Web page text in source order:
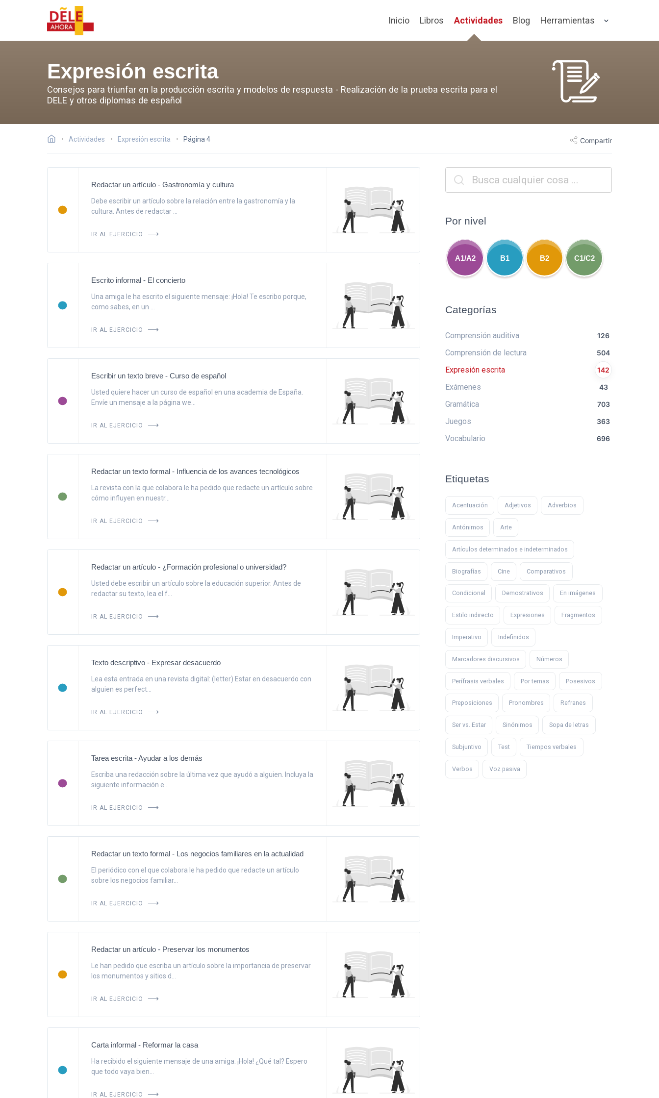
Inicio Libros Actividades Blog Herramientas
Expresión escrita
Consejos para triunfar en la producción escrita y modelos de respuesta - Realización de la prueba escrita para el
DELE y otros diplomas de español
Actividades Expresión escrita Página 4 Compartir
Redactar un artículo - Gastronomía y cultura
Debe escribir un artículo sobre la relación entre la gastronomía y la
cultura. Antes de redactar ...
IR AL EJERCICIO
Escrito informal - El concierto
Una amiga le ha escrito el siguiente mensaje: ¡Hola! Te escribo porque,
como sabes, en un ...
IR AL EJERCICIO
Escribir un texto breve - Curso de español
Usted quiere hacer un curso de español en una academia de España.
Envíe un mensaje a la página we...
IR AL EJERCICIO
Redactar un texto formal - Influencia de los avances tecnológicos
La revista con la que colabora le ha pedido que redacte un artículo sobre
cómo influyen en nuestr...
IR AL EJERCICIO
Redactar un artículo - ¿Formación profesional o universidad?
Usted debe escribir un artículo sobre la educación superior. Antes de
redactar su texto, lea el f...
IR AL EJERCICIO
Texto descriptivo - Expresar desacuerdo
Lea esta entrada en una revista digital: (letter) Estar en desacuerdo con
alguien es perfect...
IR AL EJERCICIO
Tarea escrita - Ayudar a los demás
Escriba una redacción sobre la última vez que ayudó a alguien. Incluya la
siguiente información e...
IR AL EJERCICIO
Redactar un texto formal - Los negocios familiares en la actualidad
El periódico con el que colabora le ha pedido que redacte un artículo
sobre los negocios familiar...
IR AL EJERCICIO
Redactar un artículo - Preservar los monumentos
Le han pedido que escriba un artículo sobre la importancia de preservar
los monumentos y sitios d...
IR AL EJERCICIO
Carta informal - Reformar la casa
Ha recibido el siguiente mensaje de una amiga: ¡Hola! ¿Qué tal? Espero
que todo vaya bien...
IR AL EJERCICIO
Por nivel
A1/A2 B1 B2 C1/C2
Categorías
Comprensión auditiva 126
Comprensión de lectura 504
Expresión escrita 142
Exámenes 43
Gramática 703
Juegos 363
Vocabulario 696
Etiquetas
Acentuación Adjetivos Adverbios
Antónimos Arte
Artículos determinados e indeterminados
Biografías Cine Comparativos
Condicional Demostrativos En imágenes
Estilo indirecto Expresiones Fragmentos
Imperativo Indefinidos
Marcadores discursivos Números
Perífrasis verbales Por temas Posesivos
Preposiciones Pronombres Refranes
Ser vs. Estar Sinónimos Sopa de letras
Subjuntivo Test Tiempos verbales
Verbos Voz pasiva